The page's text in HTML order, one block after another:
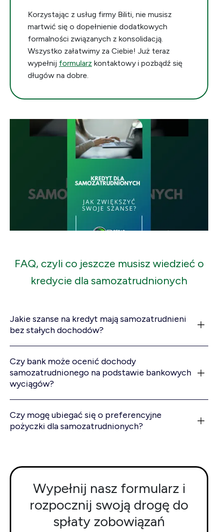
Korzystając z usług firmy Biliti, nie musisz
martwić się o dopełnienie dodatkowych
formalności związanych z konsolidacją.
Wszystko załatwimy za Ciebie! Już teraz
wypełnij formularz kontaktowy i pozbądź się
długów na dobre.
FAQ, czyli co jeszcze musisz wiedzieć o
kredycie dla samozatrudnionych
Jakie szanse na kredyt mają samozatrudnieni
bez stałych dochodów?
Czy bank może ocenić dochody
samozatrudnionego na podstawie bankowych
wyciągów?
Czy mogę ubiegać się o preferencyjne
pożyczki dla samozatrudnionych?
Wypełnij nasz formularz i
rozpocznij swoją drogę do
spłaty zobowiązań